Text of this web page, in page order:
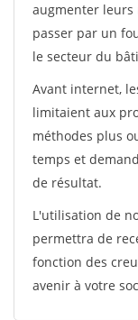
augmenter
passer par un
le secteur du
Avant internet,
limitaient aux
méthodes plus
temps et
de résultat.
L'utilisation de
permettra de
fonction des
avenir à votre